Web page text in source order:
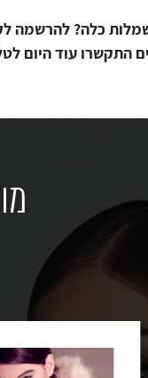
כלה? להרשמה
התקשרו עוד היום